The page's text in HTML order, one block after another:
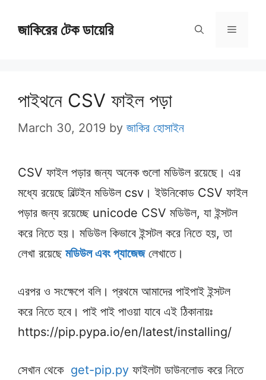
জাকিরের টেক ডায়েরি Menu
পাইথনে CSV ফাইল পড়া
March 30, 2019 by জাকির হোসাইন
CSV ফাইল পড়ার জন্য অনেক গুলো মডিউল রয়েছে। এর
মধ্যে রয়েছে বিল্টইন মডিউল csv। ইউনিকোড CSV ফাইল
পড়ার জন্য রয়েচ্ছে unicode CSV মডিউল, যা ইন্সটল
করে নিতে হয়। মডিউল কিভাবে ইন্সটল করে নিতে হয়, তা
লেখা রয়েছে মডিউল এবং প্যাজেজলেখাতে।
এরপর ও সংক্ষেপে বলি। প্রথমে আমাদের পাইপাই ইন্সটল
করে নিতে হবে। পাই পাই পাওয়া যাবে এই ঠিকানায়ঃ
https://pip.pypa.io/en/latest/installing/
সেখান থেকে get-pip.py ফাইলটা ডাউনলোড করে নিতে